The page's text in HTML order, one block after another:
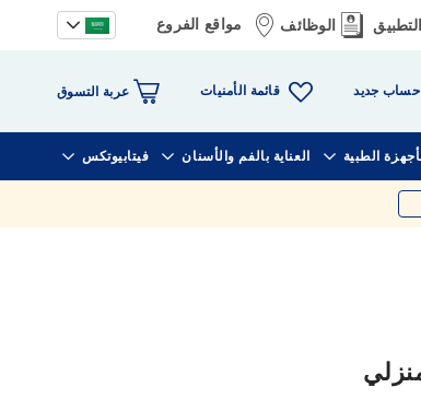
الوظائف مواقع الفروع
حساب جديد قائمة الأمنيات عربة التسوق
الطبية العناية بالفم والأسنان فيتابيوتكس